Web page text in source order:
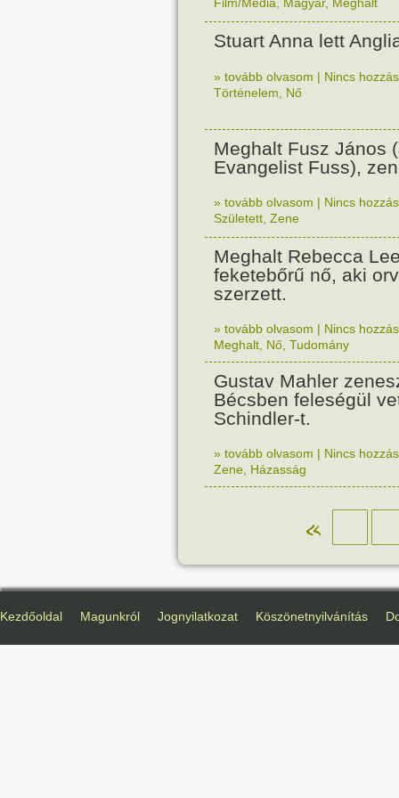
Stuart Anna lett
» tovább olvasom | Nincs
Történelem
Nő
Meghalt Fusz János
Evangelist Fuss),
» tovább olvasom | Nincs
Született Zene
Meghalt Rebecca
feketebőrű nő, aki
szerzett.
» tovább olvasom | Nincs
Meghalt Nő Tudomány
Gustav Mahler
Bécsben feleségül
Schindler-t.
» tovább olvasom | Nincs
Zene Házasság
«
Kezdőoldal Magunkról Jognyilatkozat Köszönetnyilvánítás